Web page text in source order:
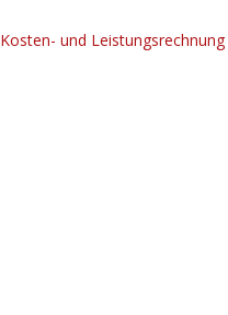
Kosten- und Leistungsrechnung